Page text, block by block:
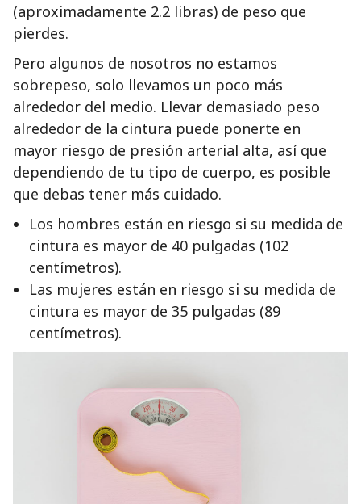
(aproximadamente 2.2 libras) de peso que
pierdes.
Pero algunos de nosotros no estamos
sobrepeso, solo llevamos un poco más
alrededor del medio. Llevar demasiado peso
alrededor de la cintura puede ponerte en
mayor riesgo de presión arterial alta, así que
dependiendo de tu tipo de cuerpo, es posible
que debas tener más cuidado.
Los hombres están en riesgo si su medida de
cintura es mayor de 40 pulgadas (102
centímetros).
Las mujeres están en riesgo si su medida de
cintura es mayor de 35 pulgadas (89
centímetros).